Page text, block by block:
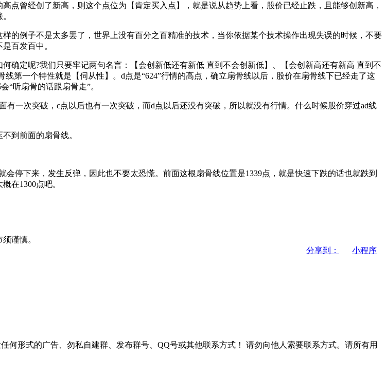
曾经创了新高，则这个点位为【肯定买入点】，就是说从趋势上看，股价已经止跌，且能够创新高，
例子不是太多罢了，世界上没有百分之百精准的技术，当你依据某个技术操作出现失误的时候，不要
百发百中。
定呢?我们只要牢记两句名言：【会创新低还有新低 直到不会创新低】、【会创新高还有新高 直到不
第一个特性就是【伺从性】。d点是“624”行情的高点，确立扇骨线以后，股价在扇骨线下已经走了这
“听扇骨的话跟扇骨走”。
次突破，c点以后也有一次突破，而d点以后还没有突破，所以就没有行情。什么时候股价穿过ad线
到前面的扇骨线。
停下来，发生反弹，因此也不要太恐慌。前面这根扇骨线位置是1339点，就是快速下跌的话也就跌到
在1300点吧。
谨慎。
分享到：
小程序
何形式的广告、勿私自建群、发布群号、QQ号或其他联系方式！
请勿向他人索要联系方式。请所有用